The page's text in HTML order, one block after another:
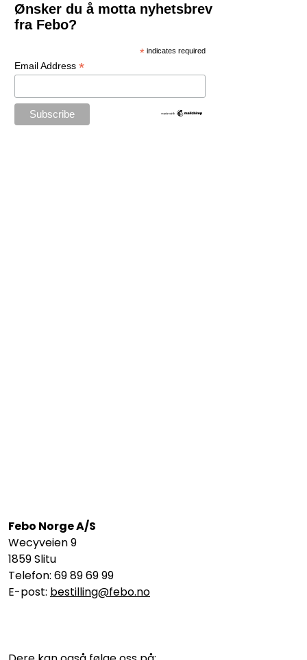
Ønsker du å motta nyhetsbrev
fra Febo?
* indicates required
Email Address *
Febo Norge A/S
Wecyveien 9
1859 Slitu
Telefon: 69 89 69 99
E-post: bestilling@febo.no